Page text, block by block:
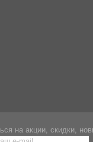
на акции, скидки,